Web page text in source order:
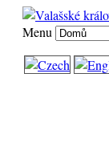
Menu